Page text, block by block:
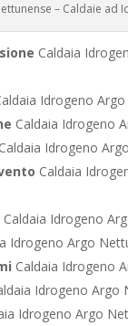
– Caldaie ad
Caldaia
Idrogeno
Caldaia Idrogeno
Caldaia Idrogeno
Caldaia
Caldaia Idrogeno
Idrogeno Argo
Caldaia Idrogeno
Idrogeno Argo
Idrogeno Argo